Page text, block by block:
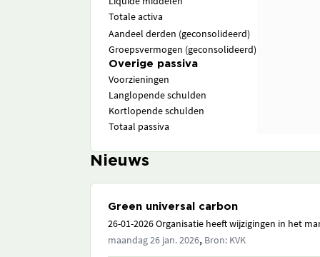
Totale activa
Aandeel derden (geconsolideerd)
Groepsvermogen (geconsolideerd)
Overige passiva
Voorzieningen
Langlopende schulden
Kortlopende schulden
Totaal passiva
Nieuws
Green universal carbon
26-01-2026 Organisatie heeft wijzigingen in het
maandag 26 jan. 2026, Bron: KVK